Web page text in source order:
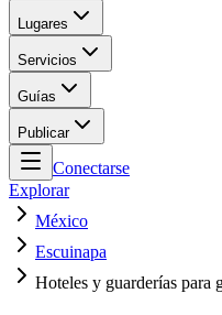
Lugares
Servicios
Guías
Publicar
Conectarse
Explorar
México
Escuinapa
Hoteles y guarderías para